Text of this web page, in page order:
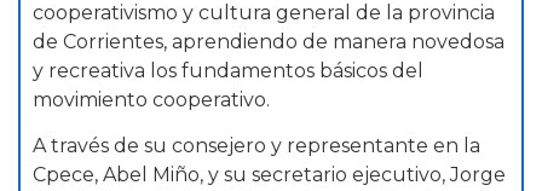
cooperativismo y cultura general de la provincia
de Corrientes, aprendiendo de manera novedosa
y recreativa los fundamentos básicos del
movimiento cooperativo.
A través de su consejero y representante en la
Cpece, Abel Miño, y su secretario ejecutivo, Jorge